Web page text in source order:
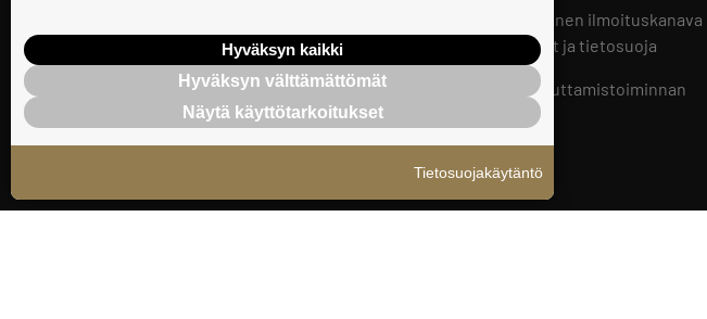
Suomen Yrittäjien sisäinen ilmoituskanava
Ilmoituskanavan ohjeet ja tietosuoja
Suomen Yrittäjien vaikuttamistoiminnan
tietosuojaseloste
Hyväksyn kaikki
Hyväksyn välttämättömät
Näytä käyttötarkoitukset
Tietosuojakäytäntö